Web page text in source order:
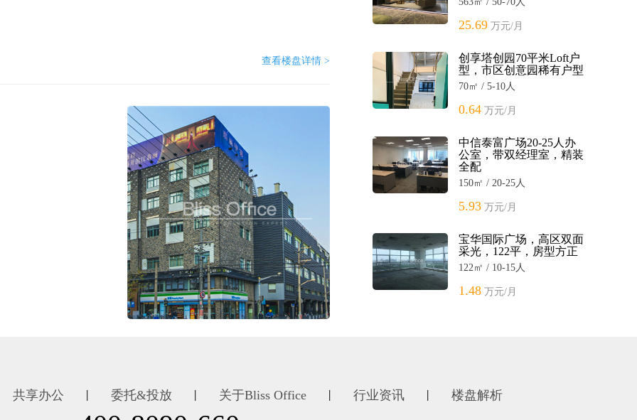
查看楼盘详情 >
25.69 万元/月
创享塔创园70平米Loft户
型，市区创意园稀有户型
70㎡ / 5-10人
0.64 万元/月
中信泰富广场20-25人办
公室，带双经理室，精装
全配
150㎡ / 20-25人
5.93 万元/月
宝华国际广场，高区双面
采光，122平，房型方正
122㎡ / 10-15人
1.48 万元/月
共享办公 委托&投放 关于Bliss Office 行业资讯 楼盘解析